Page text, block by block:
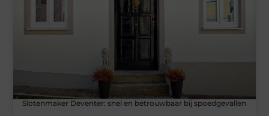
Slotenmaker Deventer: snel en betrouwbaar bij spoedgevallen